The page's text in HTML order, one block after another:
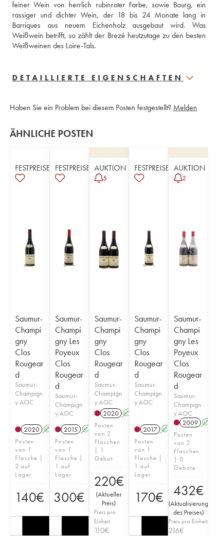
feiner Wein von herrlich rubinroter Farbe, sowie Bourg, ein
rassiger und dichter Wein, der 18 bis 24 Monate lang in
Barriques aus neuem Eichenholz ausgebaut wird. Was
Weißwein betrifft, so zählt der Brezé heutzutage zu den besten
Weißweinen des Loire-Tals.
DETAILLIERTE EIGENSCHAFTEN
Haben Sie ein Problem bei diesem Posten festgestellt? Melden
ÄHNLICHE POSTEN
FESTPREISE
Saumur-
Champi
gny
Clos
Rougear
d
Saumur-
Champign
y AOC
2020 A
Posten
von 1
Flasche |
2 auf
Lager
140€
FESTPREISE
Saumur-
Champi
gny Les
Poyeux
Clos
Rougear
d
Saumur-
Champign
y AOC
2015 A
Posten
von 1
Flasche |
1 auf
Lager
300€
AUKTION
5
Saumur-
Champi
gny
Clos
Rougear
d
Saumur-
Champign
y AOC
2020 A
Posten
von 2
Flaschen
| 1
Gebot
220€
(Aktueller
Preis)
Preis pro
Einheit
110€
FESTPREISE
Saumur-
Champi
gny
Clos
Rougear
d
Saumur-
Champign
y AOC
2017 A
Posten
von 1
Flasche |
1 auf
Lager
170€
AUKTION
2
Saumur-
Champi
gny Les
Poyeux
Clos
Rougear
d
Saumur-
Champign
y AOC
2009 A
Posten
von 2
Flaschen
| 0
Gebote
432€
(Aktualisierung
des Preises)
Preis pro Einheit
216€